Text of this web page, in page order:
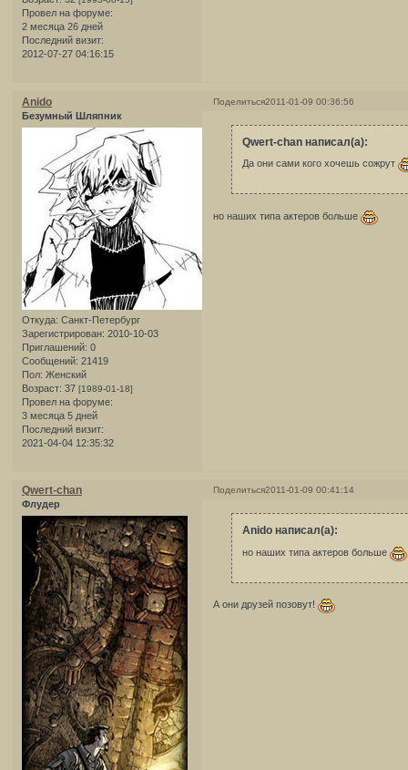
Провел на форуме:
2 месяца 26 дней
Последний визит:
2012-07-27 04:16:15
Поделиться2011-01-09 00:36:56
Anido
Безумный Шляпник
Откуда: Санкт-Петербург
Зарегистрирован: 2010-10-03
Приглашений: 0
Сообщений: 21419
Пол: Женский
Возраст: 37 [1989-01-18]
Провел на форуме:
3 месяца 5 дней
Последний визит:
2021-04-04 12:35:32
Qwert-chan написал(а):
Да они сами кого хочешь сожрут
но наших типа актеров больше
Поделиться2011-01-09 00:41:14
Qwert-chan
Флудер
Anido написал(а):
но наших типа актеров больше
А они друзей позовут!